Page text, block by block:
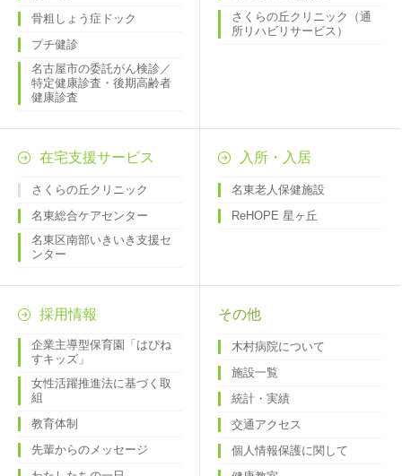
骨粗しょう症ドック
プチ健診
名古屋市の委託がん検診／
特定健康診査・後期高齢者
健康診査
さくらの丘クリニック（通
所リハビリサービス）
在宅支援サービス
さくらの丘クリニック
名東総合ケアセンター
名東区南部いきいき支援セ
ンター
入所・入居
名東老人保健施設
ReHOPE 星ヶ丘
採用情報
企業主導型保育園「はぴね
すキッズ」
女性活躍推進法に基づく取
組
教育体制
先輩からのメッセージ
その他
木村病院について
施設一覧
統計・実績
交通アクセス
個人情報保護に関して